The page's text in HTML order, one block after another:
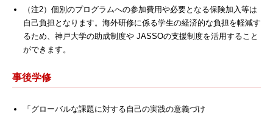
（注2）個別のプログラムへの参加費用や必要となる保険加入等は
自己負担となります。海外研修に係る学生の経済的な負担を軽減す
るため、神戸大学の助成制度や JASSOの支援制度を活用すること
ができます。
事後学修
「グローバルな課題に対する自己の実践の意義づけ